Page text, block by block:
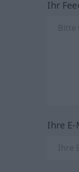
Ihr
Ihre